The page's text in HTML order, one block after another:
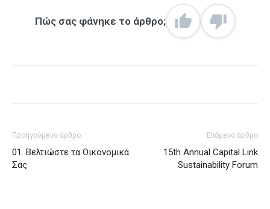
Πώς σας φάνηκε το άρθρο;
Προηγούμενο άρθρο
01. Βελτιώστε τα Οικονομικά
Σας
Επόμενο άρθρο
15th Annual Capital Link
Sustainability Forum